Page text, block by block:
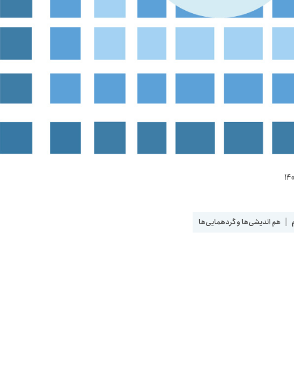
هم اندیشی‌ها و گردهمایی‌ها